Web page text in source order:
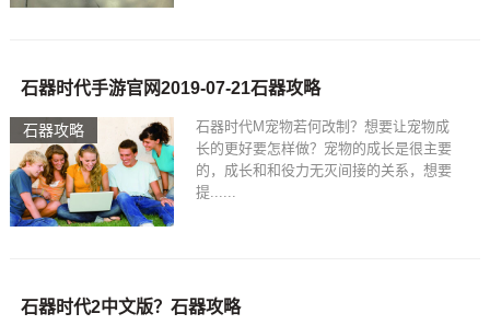
石器攻略
石器时代手游官网2019-07-21石器攻略
石器时代M宠物若何改制？想要让宠物成
长的更好要怎样做？宠物的成长是很主要
的，成长和和役力无灭间接的关系，想要
提......
石器时代2中文版？石器攻略